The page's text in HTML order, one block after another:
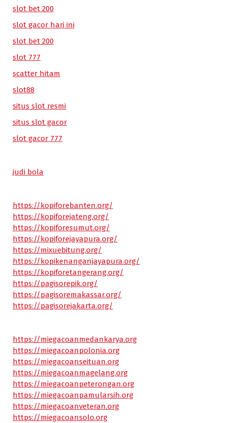
slot bet 200
slot gacor hari ini
slot bet 200
slot 777
scatter hitam
slot88
situs slot resmi
situs slot gacor
slot gacor 777
judi bola
https://kopiforebanten.org/
https://kopiforejateng.org/
https://kopiforesumut.org/
https://kopiforejayapura.org/
https://mixuebitung.org/
https://kopikenanganjayapura.org/
https://kopiforetangerang.org/
https://pagisorepik.org/
https://pagisoremakassar.org/
https://pagisorejakarta.org/
https://miegacoanmedankarya.org
https://miegacoanpolonia.org
https://miegacoanseituan.org
https://miegacoanmagelang.org
https://miegacoanpeterongan.org
https://miegacoanpamularsih.org
https://miegacoanveteran.org
https://miegacoansolo.org